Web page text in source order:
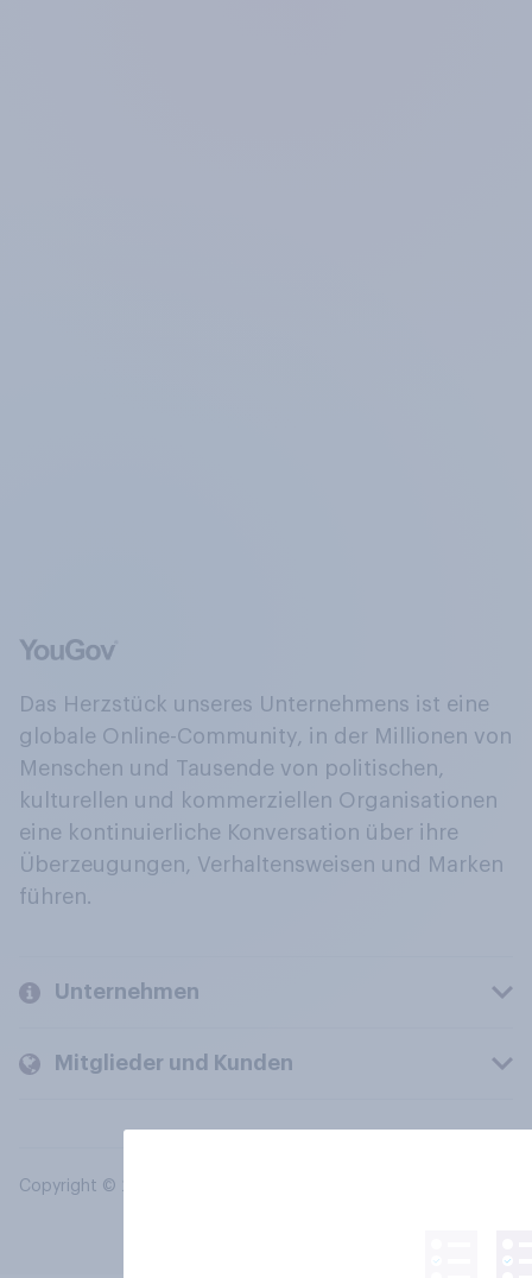
Das Herzstück unseres Unternehmens ist eine
globale Online-Community, in der Millionen von
Menschen und Tausende von politischen,
kulturellen und kommerziellen Organisationen
eine kontinuierliche Konversation über ihre
Überzeugungen, Verhaltensweisen und Marken
führen.
Unternehmen
Mitglieder und Kunden
Copyright © 2026 YouGov PLC. Alle Rechte vorbehalten.